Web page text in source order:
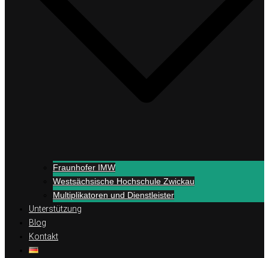
Fraunhofer IMW
Westsächsische Hochschule Zwickau
Multiplikatoren und Dienstleister
Unterstützung
Blog
Kontakt